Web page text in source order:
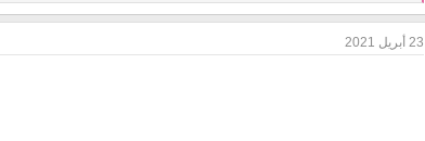
e
c
23 أبريل 2021